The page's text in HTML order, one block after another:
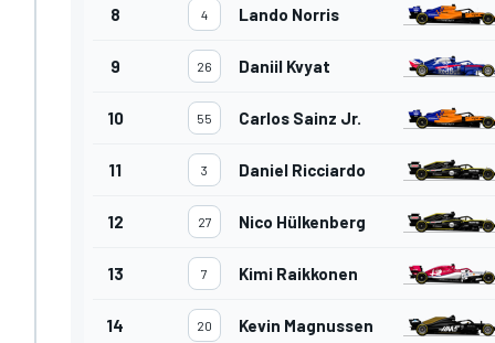
8 4 Lando Norris
9 26 Daniil Kvyat
10 55 Carlos Sainz Jr.
11 3 Daniel Ricciardo
12 27 Nico Hülkenberg
13 7 Kimi Raikkonen
14 20 Kevin Magnussen